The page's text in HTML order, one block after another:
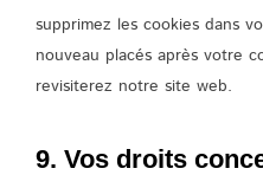
supprimez les cookies dans
nouveau placés après votre
revisiterez notre site web.
9. Vos droits